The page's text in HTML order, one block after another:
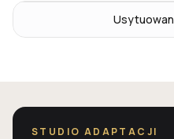
STUDIO ADAPTACJI